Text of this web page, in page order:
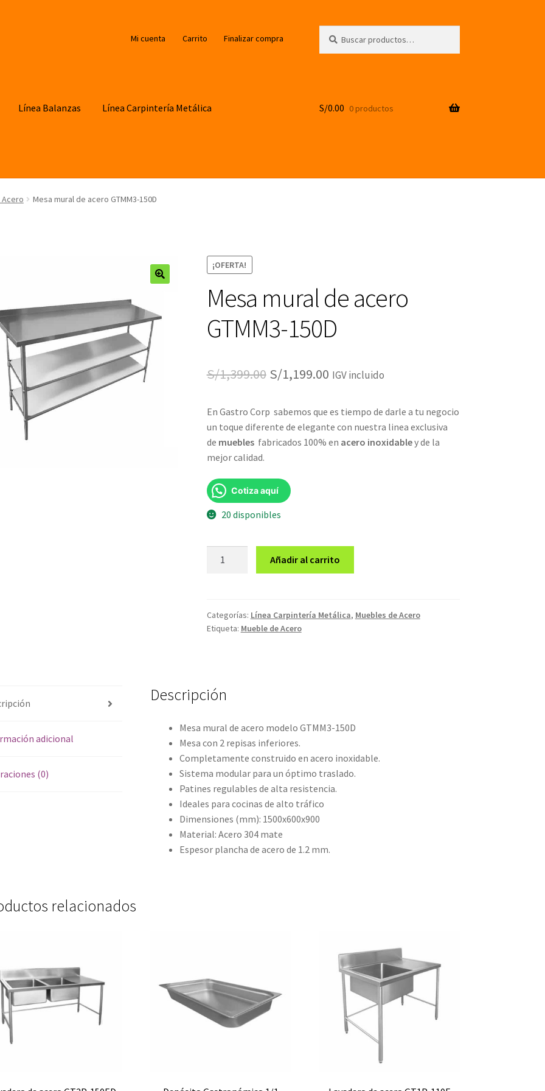
Mi cuenta Carrito Finalizar compra
por:
Línea Balanzas Línea Carpintería Metálica S/0.00 0 productos
Mesa mural de acero GTMM3-150D
¡OFERTA!
Mesa mural de acero
GTMM3-150D
S/1,399.00 El
original
era:
S/1,199.00El
actual
es:
IGV incluido
En Gastro Corp sabemos que es tiempo de darle a tu negocio
un toque diferente de elegante con nuestra linea exclusiva
de mueblesfabricados 100% en acero inoxidabley de la
mejor calidad.
Cotiza aquí
20 disponibles
GTMM3-
150D
Añadir al carrito
Categorías: Línea Carpintería Metálica, Muebles de Acero
Etiqueta: Mueble de Acero
adicional
(0)
Descripción
Mesa mural de acero modelo GTMM3-150D
Mesa con 2 repisas inferiores.
Completamente construido en acero inoxidable.
Sistema modular para un óptimo traslado.
Patines regulables de alta resistencia.
Ideales para cocinas de alto tráfico
Dimensiones (mm): 1500x600x900
Material: Acero 304 mate
Espesor plancha de acero de 1.2 mm.
relacionados